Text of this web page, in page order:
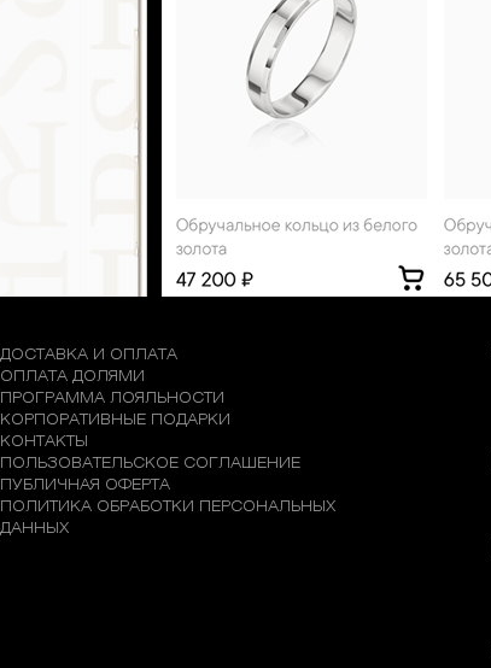
ДОСТАВКА И ОПЛАТА
ОПЛАТА ДОЛЯМИ
ПРОГРАММА ЛОЯЛЬНОСТИ
КОРПОРАТИВНЫЕ ПОДАРКИ
КОНТАКТЫ
ПОЛЬЗОВАТЕЛЬСКОЕ СОГЛАШЕНИЕ
ПУБЛИЧНАЯ ОФЕРТА
ПОЛИТИКА ОБРАБОТКИ ПЕРСОНАЛЬНЫХ
ДАННЫХ